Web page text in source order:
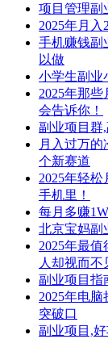
项目管理副
2025年月
手机赚钱副
以做
小学生副业
2025年那
会告诉你！
副业项目群
月入过万的
个新赛道
2025年轻
手机里！
每月多赚
北京宝妈副
2025年最
人却视而不
副业项目指
2025年电
突破口
副业项目,